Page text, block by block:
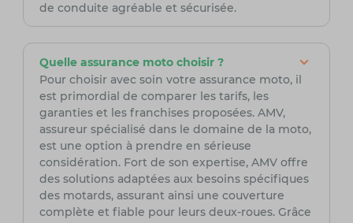
de conduite agréable et sécurisée.
Quelle assurance moto choisir ?
Pour choisir avec soin votre assurance moto, il
est primordial de comparer les tarifs, les
garanties et les franchises proposées. AMV,
assureur spécialisé dans le domaine de la moto,
est une option à prendre en sérieuse
considération. Fort de son expertise, AMV offre
des solutions adaptées aux besoins spécifiques
des motards, assurant ainsi une couverture
complète et fiable pour leurs deux-roues. Grâce